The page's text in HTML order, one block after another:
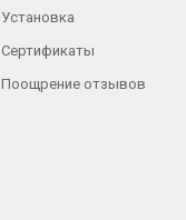
Установка
Сертификаты
Поощрение отзывов